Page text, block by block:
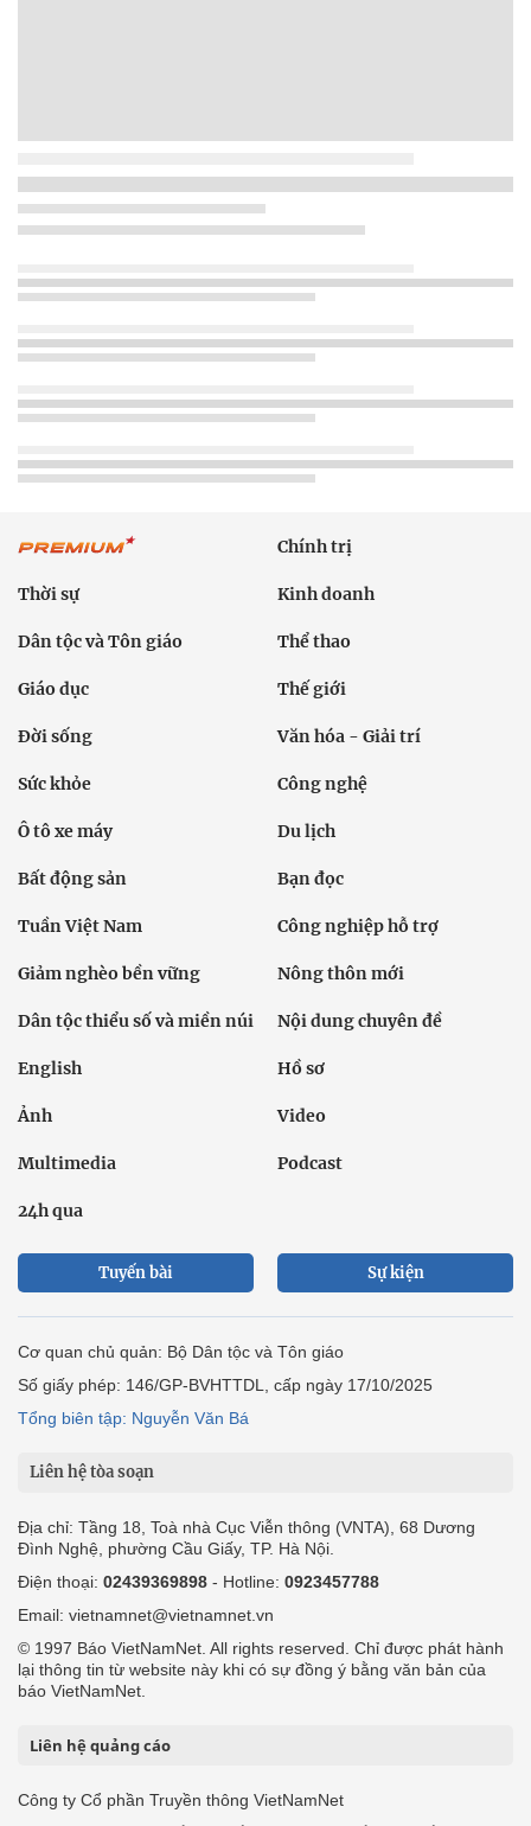
Chính trị
Thời sự Kinh doanh
Dân tộc và Tôn giáo Thể thao
Giáo dục Thế giới
Đời sống Văn hóa - Giải trí
Sức khỏe Công nghệ
Ô tô xe máy Du lịch
Bất động sản Bạn đọc
Tuần Việt Nam Công nghiệp hỗ trợ
Giảm nghèo bền vững Nông thôn mới
Dân tộc thiểu số và miền núi Nội dung chuyên đề
English Hồ sơ
Ảnh Video
Multimedia Podcast
24h qua
Tuyến bài Sự kiện
Cơ quan chủ quản: Bộ Dân tộc và Tôn giáo
Số giấy phép: 146/GP-BVHTTDL, cấp ngày 17/10/2025
Tổng biên tập: Nguyễn Văn Bá
Liên hệ tòa soạn
Địa chỉ: Tầng 18, Toà nhà Cục Viễn thông (VNTA), 68 Dương
Đình Nghệ, phường Cầu Giấy, TP. Hà Nội.
Điện thoại: 02439369898 - Hotline: 0923457788
Email: vietnamnet@vietnamnet.vn
© 1997 Báo VietNamNet. All rights reserved. Chỉ được phát hành
lại thông tin từ website này khi có sự đồng ý bằng văn bản của
báo VietNamNet.
Liên hệ quảng cáo
Công ty Cổ phần Truyền thông VietNamNet